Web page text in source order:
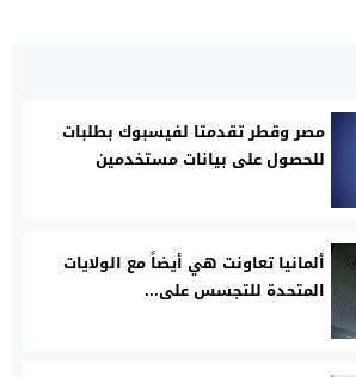
مصر وقطر تقدمتا لفيسبوك بطلبات
للحصول على بيانات مستخدمين
ألمانيا تعاونت هي أيضاً مع الولايات
المتحدة للتجسس على...